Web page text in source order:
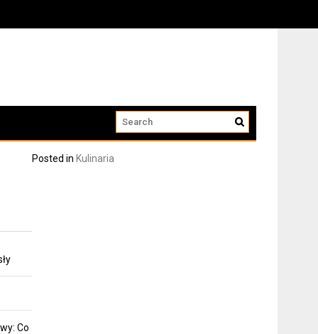
Co
Posted inKulinaria